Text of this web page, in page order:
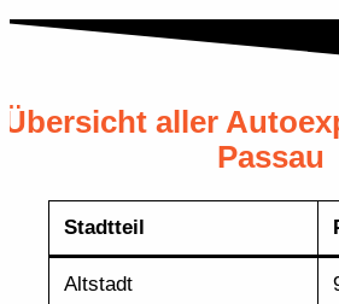
Übersicht aller
Passau
Stadtteil
Altstadt